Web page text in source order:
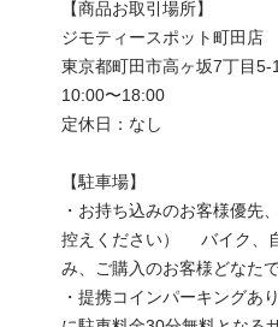
【商品お取引場所】
ジモティースポット町田店
東京都町田市高ヶ坂7丁目5-1
10:00〜18:00
定休日：なし
【駐⾞場】
・お持ち込みのお客様優先
控えください） 　バイク、
み、ご購入のお客様どなた
・提携コインパーキングあ